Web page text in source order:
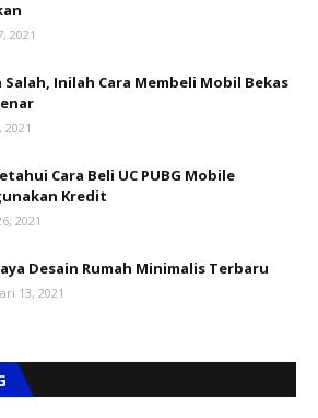
2021
Salah, Inilah Cara Membeli Mobil Bekas
2021
Cara Beli UC PUBG Mobile
Kredit
2021
Desain Rumah Minimalis Terbaru
13, 2021